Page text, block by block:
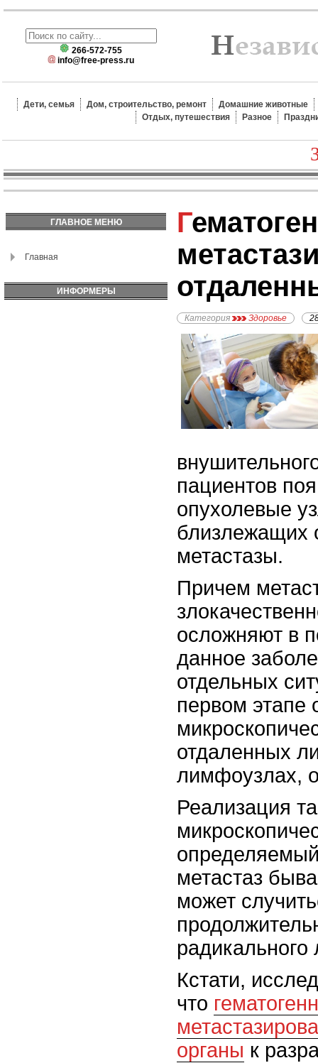
266-572-755
info@free-press.ru
Дети, семья Дом, строительство, ремонт
Домашние животные
Отдых, путешествия
Разное
ГЛАВНОЕ МЕНЮ
Главная
ИНФОРМЕРЫ
Гематогенное
Категория Здоровье
пациентов
опухолевые
близлежащих
метастазы.
Причем
осложняют в
данное
отдельных
первом этапе
отдаленных
лимфоузлах,
Реализация
метастаз
может
радикального
Кстати,
что
органы к